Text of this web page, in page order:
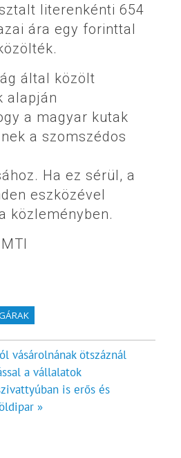
literenkénti 654
ára egy forinttal
által közölt
alapján
a magyar kutak
a szomszédos
Ha ez sérül, a
eszközével
közleményben.
vásárolnának ötszáznál
a vállalatok
is erős és
»